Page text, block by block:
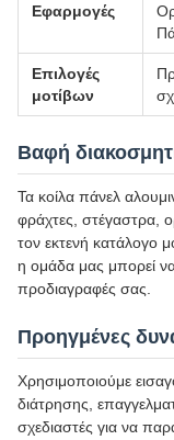
Εφαρμογές
Επιλογές
μοτίβων
Βαφή
Τα κοίλα πάνελ
φράχτες, στέγαστρα,
τον εκτενή κατάλογο
η ομάδα μας μπορεί να
προδιαγραφές σας.
Προηγμένες
Χρησιμοποιούμε
διάτρησης,
σχεδιαστές για να